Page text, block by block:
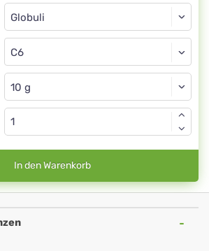
Form
Globuli
C6
Globuli
In den Warenkorb